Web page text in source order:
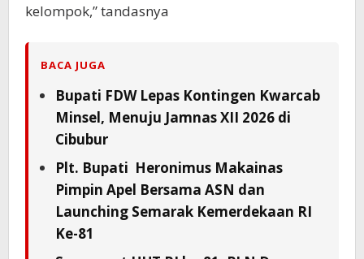
kelompok,” tandasnya
BACA JUGA
Bupati FDW Lepas Kontingen Kwarcab
Minsel, Menuju Jamnas XII 2026 di
Cibubur
Plt. Bupati Heronimus Makainas
Pimpin Apel Bersama ASN dan
Launching Semarak Kemerdekaan RI
Ke-81